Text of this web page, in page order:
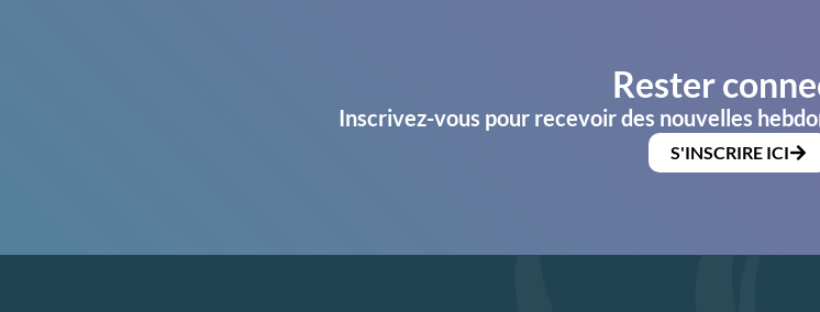
Rester
Inscrivez-vous pour recevoir des nouvelles
S'INSCRIRE ICI